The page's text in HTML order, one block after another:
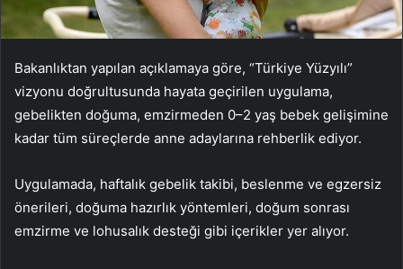
Bakanlıktan yapılan açıklamaya göre, “Türkiye Yüzyılı”
vizyonu doğrultusunda hayata geçirilen uygulama,
gebelikten doğuma, emzirmeden 0–2 yaş bebek gelişimine
kadar tüm süreçlerde anne adaylarına rehberlik ediyor.
Uygulamada, haftalık gebelik takibi, beslenme ve egzersiz
önerileri, doğuma hazırlık yöntemleri, doğum sonrası
emzirme ve lohusalık desteği gibi içerikler yer alıyor.